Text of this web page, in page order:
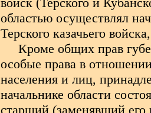
областью осуществлял
Терского казачьего
Кроме общих прав
особые права в
населения и лиц,
начальнике области
старший (заменявший его